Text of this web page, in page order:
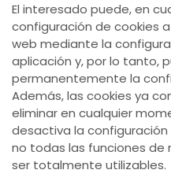
El interesado puede, en
configuración de cookies
web mediante la
aplicación y, por lo tanto,
permanentemente la
Además, las cookies ya
eliminar en cualquier
desactiva la
no todas las funciones de
ser totalmente utilizables.